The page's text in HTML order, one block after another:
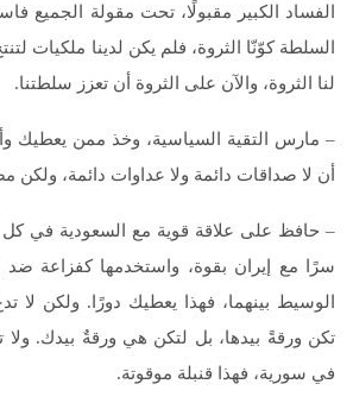
الفساد الكبير مقبولًا، تحت مقولة الجميع
السلطة كوّنّا الثروة، فلم يكن لدينا ملكيات
لنا الثروة، والآن على الثروة أن تعزز سلطتنا.
– مارس التقية السياسية، وخذ ممن يعطيك
أن لا صداقات دائمة ولا عداوات دائمة، ولكن
– حافظ على علاقة قوية مع السعودية في
سرًا مع إيران بقوة، واستخدمها كفزاعة
الوسيط بينهما، فهذا يعطيك دورًا. ولكن لا
تكن ورقةً بيدها، بل لتكن هي ورقةٌ بيدك. ولا
في سورية، فهذا قنبلة موقوتة.